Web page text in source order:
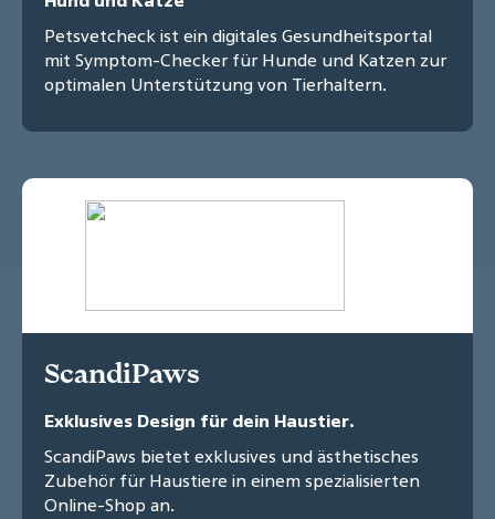
Petsvetcheck ist ein digitales Gesundheitsportal
mit Symptom-Checker für Hunde und Katzen zur
optimalen Unterstützung von Tierhaltern.
ScandiPaws
Exklusives Design für dein Haustier.
ScandiPaws bietet exklusives und ästhetisches
Zubehör für Haustiere in einem spezialisierten
Online-Shop an.